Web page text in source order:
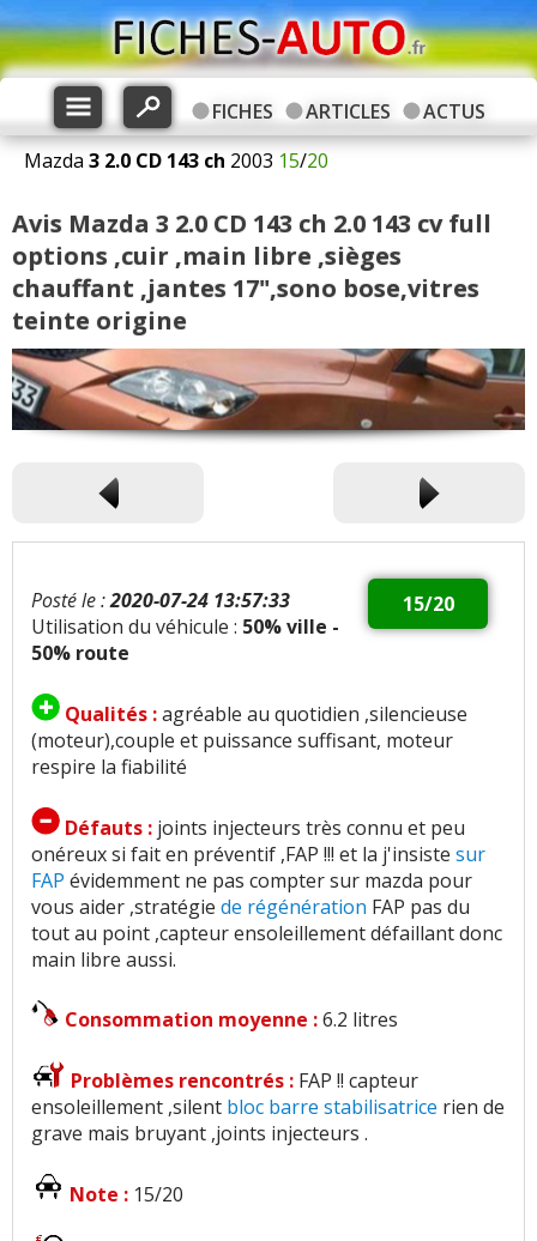
FICHES ARTICLES
ACTUS
Mazda 3 2.0 CD 143 ch 2003 15/20
Avis Mazda 3 2.0 CD 143 ch 2.0 143 cv full
options ,cuir ,main libre ,sièges
chauffant ,jantes 17",sono bose,vitres
teinte origine
15/20
Posté le :2020-07-24 13:57:33
Utilisation du véhicule : 50% ville -
50% route
Qualités :agréable au quotidien ,silencieuse
(moteur),couple et puissance suffisant, moteur
respire la fiabilité
Défauts : joints injecteurs très connu et peu
onéreux si fait en préventif ,FAP !!! et la j'insiste sur
FAP évidemment ne pas compter sur mazda pour
vous aider ,stratégie de régénération FAP pas du
tout au point ,capteur ensoleillement défaillant donc
main libre aussi.
Consommation moyenne :6.2 litres
Problèmes rencontrés : FAP !! capteur
ensoleillement ,silent bloc barre stabilisatrice rien de
grave mais bruyant ,joints injecteurs .
Note : 15/20